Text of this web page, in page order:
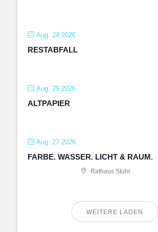
Aug. 24 2026
RESTABFALL
Aug. 25 2026
ALTPAPIER
Aug. 27 2026
FARBE. WASSER. LICHT & RAUM.
Rathaus Stuhr
WEITERE LADEN